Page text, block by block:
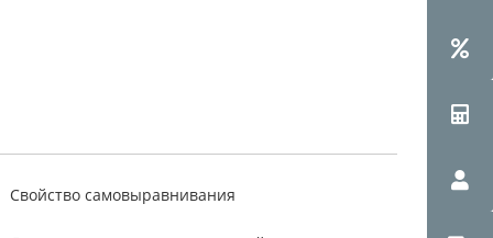
Свойство самовыравнивания